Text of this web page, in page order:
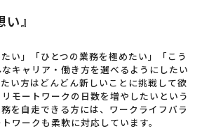
』
たい」「ひとつの業務を極めたい」「こう
キャリア・働き方を選べるようにしたい
い方はどんどん新しいことに挑戦して欲
モートワークの日数を増やしたいという
を自走できる方には、ワークライフバラ
ワークも柔軟に対応しています。